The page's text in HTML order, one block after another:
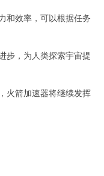
效率，可以根据任务
，为人类探索宇宙提
箭加速器将继续发挥